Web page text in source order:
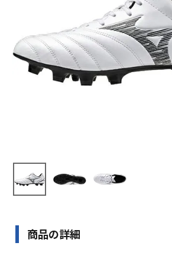
INFORMATIOM
ご利用ガイド
お問い合わせ
商品の詳細